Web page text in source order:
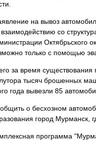
на вывоз
со
Октябрьского
только с помощью
за время
тысяч брошенных
года вывезли 85
о бесхозном
город Мурманск,
программа